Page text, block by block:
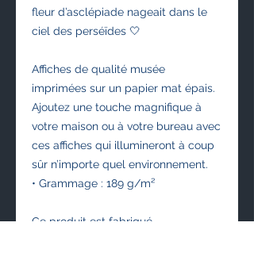
fleur d’asclépiade nageait dans le
ciel des perséïdes 🤍
Affiches de qualité musée
imprimées sur un papier mat épais.
Ajoutez une touche magnifique à
votre maison ou à votre bureau avec
ces affiches qui illumineront à coup
sûr n’importe quel environnement.
• Grammage : 189 g/m²
Ce produit est fabriqué